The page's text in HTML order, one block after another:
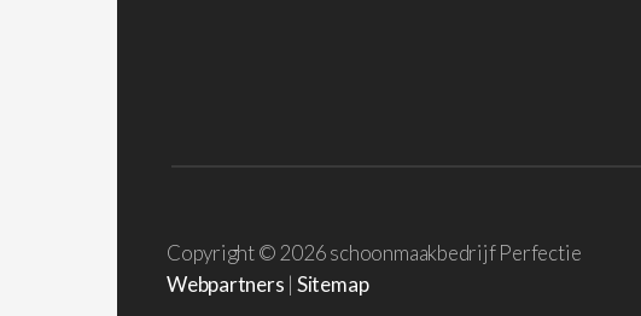
Copyright © 2026 schoonmaakbedrijf Perfectie
Webpartners | Sitemap